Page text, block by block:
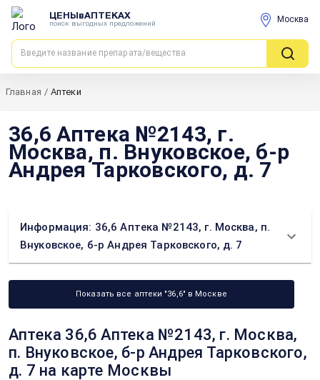
ЦЕНЫвАПТЕКАХ
поиск выгодных предложений Москва
Главная / Аптеки
36,6 Аптека №2143, г.
Москва, п. Внуковское, б-р
Андрея Тарковского, д. 7
Информация: 36,6 Аптека №2143, г. Москва, п.
Внуковское, б-р Андрея Тарковского, д. 7
Показать все аптеки "36,6" в Москве
Аптека 36,6 Аптека №2143, г. Москва,
п. Внуковское, б-р Андрея Тарковского,
д. 7 на карте Москвы